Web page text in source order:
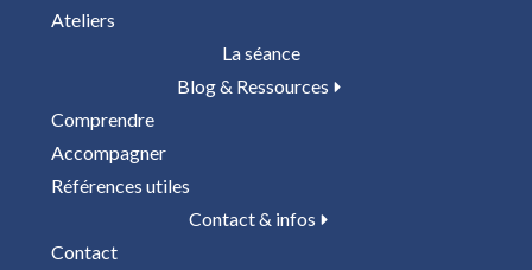
Ateliers
La séance
Blog & Ressources
Comprendre
Accompagner
Références utiles
Contact & infos
Contact